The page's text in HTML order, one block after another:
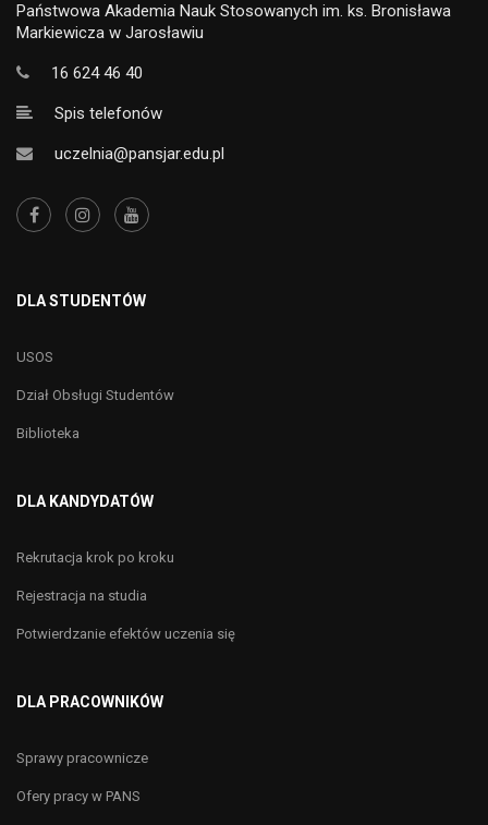
Państwowa Akademia Nauk Stosowanych im. ks. Bronisława
Markiewicza w Jarosławiu
16 624 46 40
Spis telefonów
uczelnia@pansjar.edu.pl
DLA STUDENTÓW
USOS
Dział Obsługi Studentów
Biblioteka
DLA KANDYDATÓW
Rekrutacja krok po kroku
Rejestracja na studia
Potwierdzanie efektów uczenia się
DLA PRACOWNIKÓW
Sprawy pracownicze
Ofery pracy w PANS